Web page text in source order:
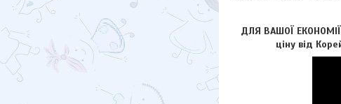
ДЛЯ ВАШОЇ
ціну від